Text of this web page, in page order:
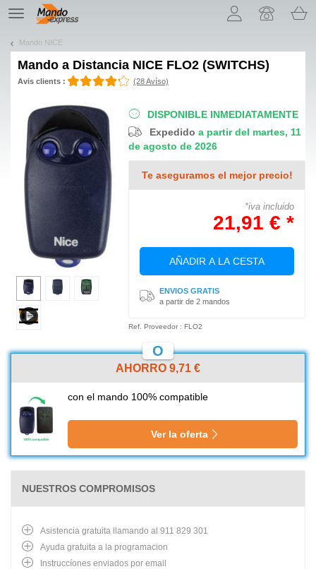
TE
navigation
Mando NICE
Mando a Distancia NICE FLO2 (SWITCHS)
Avis clients : (28 Avíso)
DISPONIBLE INMEDIATAMENTE
Expedidoa partir del martes, 11
de agosto de 2026
Te aseguramos el mejor precio!
*iva incluido
21,91 € *
AÑADIR A LA CESTA
ENVIOS GRATIS
a partir de 2 mandos
Ref. Proveedor : FLO2
O
AHORRO 9,71 €
con el mando 100% compatible
Ver la oferta
NUESTROS COMPROMISOS
Asistencia gratuita llamando al 911 829 301
Ayuda gratuita a la programacion
Instruccíones enviados por email
¡Permítenos presentarte nuestras cookies!